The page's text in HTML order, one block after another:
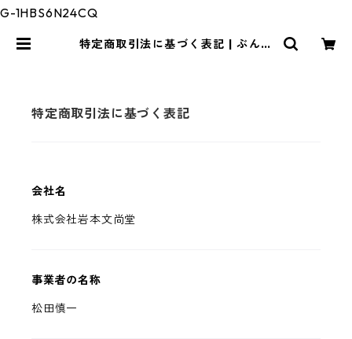
G-1HBS6N24CQ
特定商取引法に基づく表記 | ぶんぶ
特定商取引法に基づく表記
会社名
株式会社岩本文尚堂
事業者の名称
松田慎一